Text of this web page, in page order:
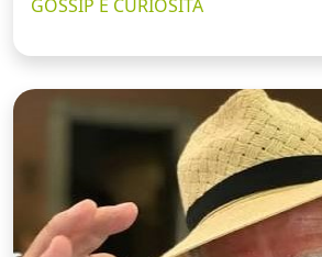
GOSSIP E CURIOSITÀ